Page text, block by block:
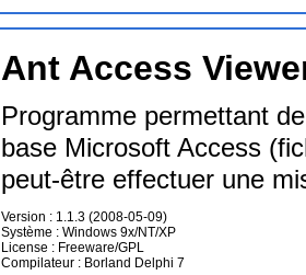
Ant Access
Programme permettant
base Microsoft Access
peut-être effectuer une
Version : 1.1.3 (2008-05-09)
Système : Windows 9x/NT/XP
License : Freeware/GPL
Compilateur : Borland Delphi 7